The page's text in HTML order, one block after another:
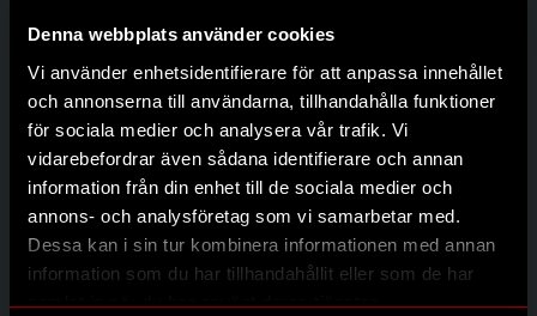
Denna webbplats använder cookies
Vi använder enhetsidentifierare för att anpassa innehållet
och annonserna till användarna, tillhandahålla funktioner
för sociala medier och analysera vår trafik. Vi
vidarebefordrar även sådana identifierare och annan
information från din enhet till de sociala medier och
annons- och analysföretag som vi samarbetar med.
Dessa kan i sin tur kombinera informationen med annan
information som du har tillhandahållit eller som de har
samlat in när du har använt deras tjänster.
Genvägar
Produkter
Återförsäljare
Om oss
Kontakt
Integritetspolicy
Kontakta oss